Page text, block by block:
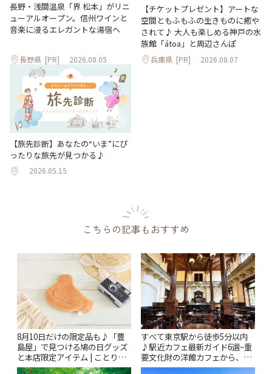
長野・浅間温泉「界 松本」がリニ
ューアルオープン。信州ワインと
音楽に浸るエレガントな湯宿へ
長野県 [PR] 2026.08.05
【チケットプレゼント】アートな
空間ともふもふの生きものに癒や
されて♪ 大人も楽しめる神戸の水
族館「átoa」と周辺さんぽ
兵庫県 [PR] 2026.08.07
【旅先診断】あなたの“いま”にぴ
ったりな旅先が見つかる♪
2026.05.15
こちらの記事もおすすめ
8月10日だけの限定品も♪「豊
島屋」で見つける鳩の日グッズ
と本店限定アイテム | ことりっ
ぷ
すべて東京駅から徒歩5分以内
♪駅近カフェ最新ガイド6選~重
要文化財の洋館カフェから、改
札すぐのレトロ喫茶まで~ | こと